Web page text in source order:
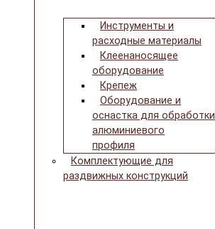
Инструменты и
расходные материалы
Клеенаносящее
оборудование
Крепеж
Оборудование и
оснастка для обработки
алюминиевого
профиля
Комплектующие для
раздвижных конструкций